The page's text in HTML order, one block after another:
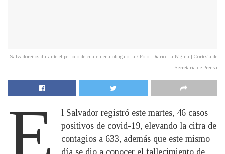
Salvadoreños durante el periodo de cuarentena obligatoria./ Foto: Diario La Página | Cortesía de
Secretaría de Prensa
E
l Salvador registró este martes, 46 casos
positivos de covid-19, elevando la cifra de
contagios a 633, además que este mismo